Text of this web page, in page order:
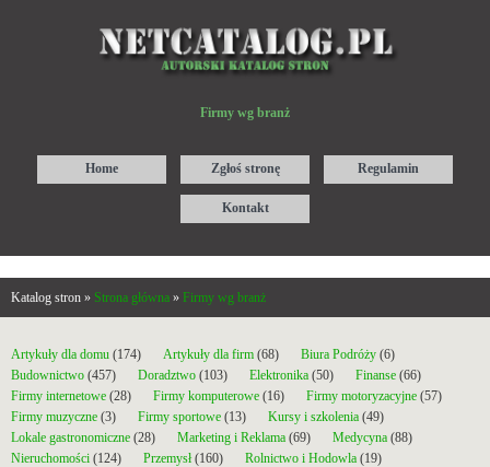
Firmy wg branż
Home Zgłoś stronę Regulamin
Kontakt
Katalog stron » Strona główna » Firmy wg branż
Artykuły dla domu (174) Artykuły dla firm (68) Biura Podróży (6)
Budownictwo (457) Doradztwo (103) Elektronika (50) Finanse (66)
Firmy internetowe (28) Firmy komputerowe (16) Firmy motoryzacyjne (57)
Firmy muzyczne (3) Firmy sportowe (13) Kursy i szkolenia (49)
Lokale gastronomiczne (28) Marketing i Reklama (69) Medycyna (88)
Nieruchomości (124) Przemysł(160) Rolnictwo i Hodowla (19)